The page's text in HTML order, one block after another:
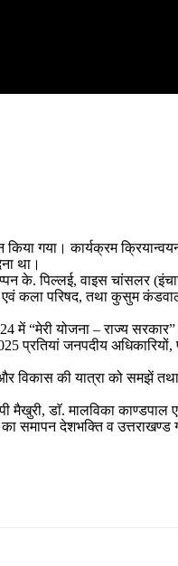
गया। कार्यक्रम
था।
पिल्लई, वाइस चांसलर
एवं कला परिषद, तथा कुसुम
में “मेरी योजना – राज्य
जनपदीय अधिकारियों,
विकास की यात्रा को
मैखुरी, डाॅ. मालविका
समापन देशभक्ति व